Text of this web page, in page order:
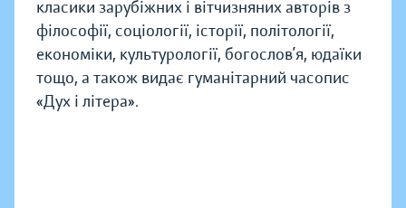
класики зарубіжних і вітчизняних авторів з
філософії, соціології, історії, політології,
економіки, культурології, богослов’я, юдаїки
тощо, а також видає гуманітарний часопис
«Дух і літера».